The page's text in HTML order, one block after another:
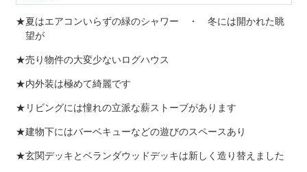
★夏はエアコンいらずの緑のシャワー ・ 冬には開かれた眺
望が
★売り物件の大変少ないログハウス
★内外装は極めて綺麗です
★リビングには憧れの立派な薪ストーブがあります
★建物下にはバーベキューなどの遊びのスペースあり
★玄関デッキとベランダウッドデッキは新しく造り替えました